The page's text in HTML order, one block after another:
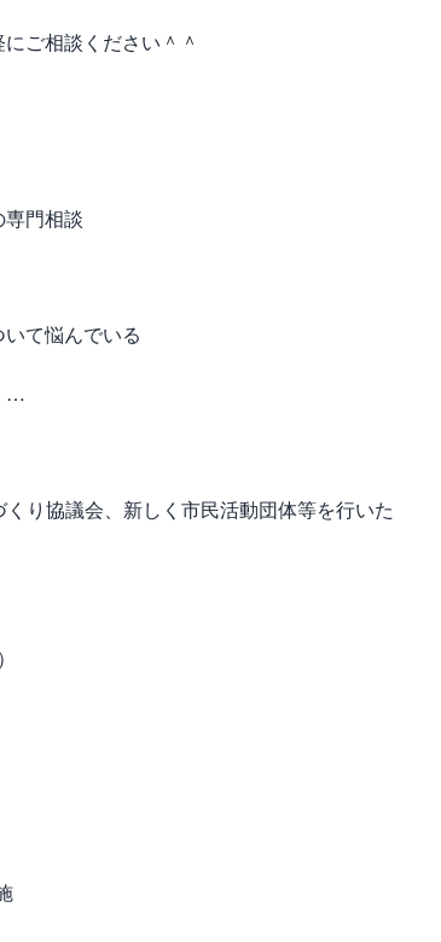
ご相談ください＾＾
専門相談
て悩んでいる
…
り協議会、新しく市民活動団体等を行いた